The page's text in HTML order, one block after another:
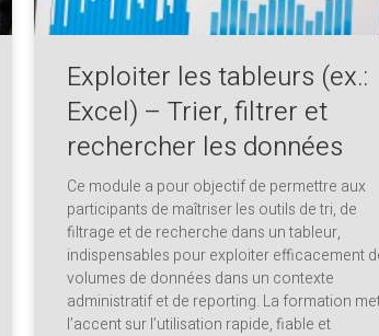
Exploiter les tableurs (ex.:
Excel) – Trier, filtrer et
rechercher les données
Ce module a pour objectif de permettre aux
participants de maîtriser les outils de tri, de
filtrage et de recherche dans un tableur,
indispensables pour exploiter efficacement
volumes de données dans un contexte
administratif et de reporting. La formation
l’accent sur l’utilisation rapide, fiable et